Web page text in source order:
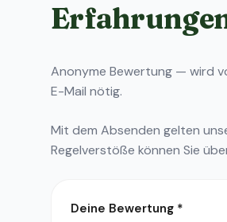
Anonyme Bewertung — wird
E-Mail nötig.
Mit dem Absenden gelten
Regelverstöße können Sie
Deine Bewertung *